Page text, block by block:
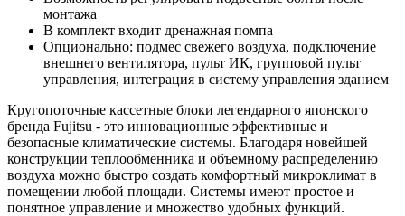
монтажа
В комплект входит дренажная помпа
Опционально: подмес свежего воздуха, подключение
внешнего вентилятора, пульт ИК, групповой пульт
управления, интеграция в систему управления зданием
Кругопоточные кассетные блоки легендарного японского
бренда Fujitsu - это инновационные эффективные и
безопасные климатические системы. Благодаря новейшей
конструкции теплообменника и объемному распределению
воздуха можно быстро создать комфортный микроклимат в
помещении любой площади. Системы имеют простое и
понятное управление и множество удобных функций.